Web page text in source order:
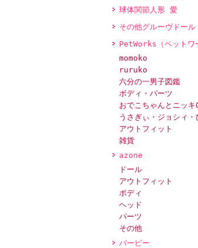
球体関節人形 愛
その他グルーヴドール
PetWorks（ペット
momoko
ruruko
六分の一男子図鑑
ボディ・パーツ
おでこちゃんとニッ
うさぎぃ・ジョシィ
アウトフィット
雑貨
azone
ドール
アウトフィット
ボディ
ヘッド
パーツ
その他
バービー